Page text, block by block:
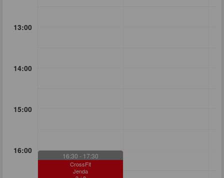
13:00
14:00
15:00
16:00
16:30 - 17:30
CrossFit
Jenda